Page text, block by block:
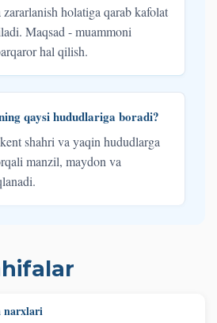
holatiga qarab kafolat
Maqsad - muammoni
hal qilish.
qaysi hududlariga boradi?
shahri va yaqin hududlarga
manzil, maydon va
narxlari